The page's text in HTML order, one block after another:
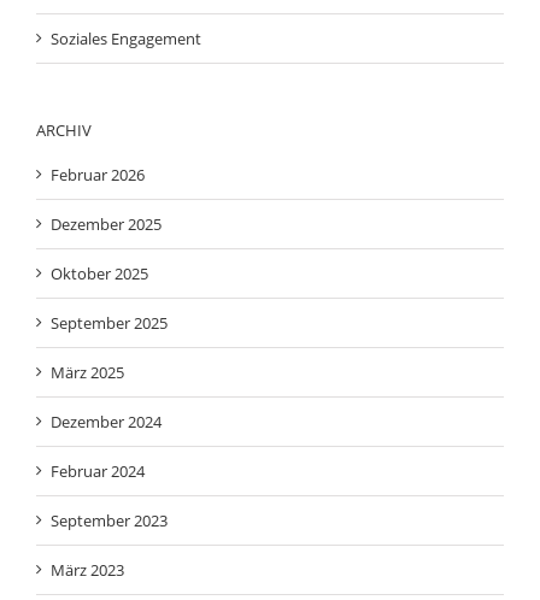
Soziales Engagement
ARCHIV
Februar 2026
Dezember 2025
Oktober 2025
September 2025
März 2025
Dezember 2024
Februar 2024
September 2023
März 2023